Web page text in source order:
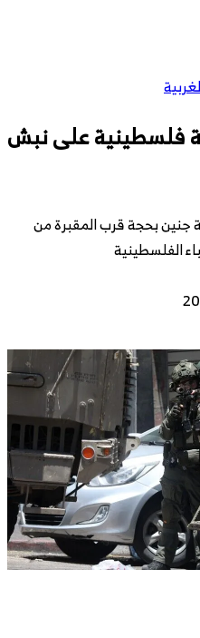
فلسطينية على نبش
جنين بحجة قرب المقبرة من
الفلسطينية